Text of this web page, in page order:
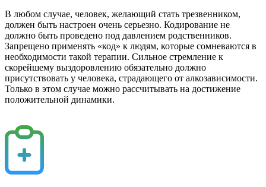
В любом случае, человек, желающий стать трезвенником,
должен быть настроен очень серьезно. Кодирование не
должно быть проведено под давлением родственников.
Запрещено применять «код» к людям, которые сомневаются в
необходимости такой терапии. Сильное стремление к
скорейшему выздоровлению обязательно должно
присутствовать у человека, страдающего от алкозависимости.
Только в этом случае можно рассчитывать на достижение
положительной динамики.